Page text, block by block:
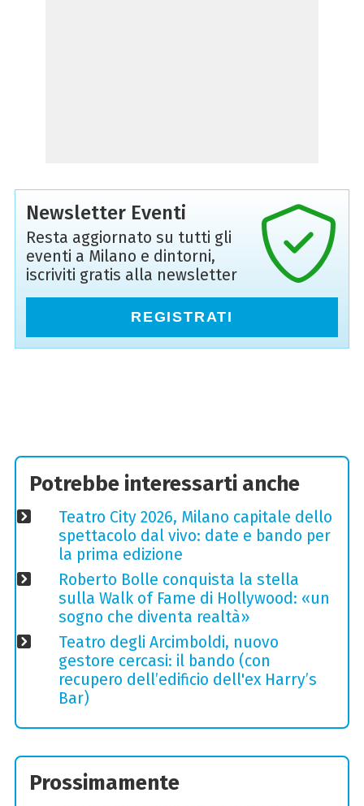
Newsletter Eventi
Resta aggiornato su tutti gli
eventi a Milano e dintorni,
iscriviti gratis alla newsletter
REGISTRATI
Potrebbe interessarti anche
Teatro City 2026, Milano capitale dello
spettacolo dal vivo: date e bando per
la prima edizione
Roberto Bolle conquista la stella
sulla Walk of Fame di Hollywood: «un
sogno che diventa realtà»
Teatro degli Arcimboldi, nuovo
gestore cercasi: il bando (con
recupero dell’edificio dell'ex Harry’s
Bar)
Prossimamente